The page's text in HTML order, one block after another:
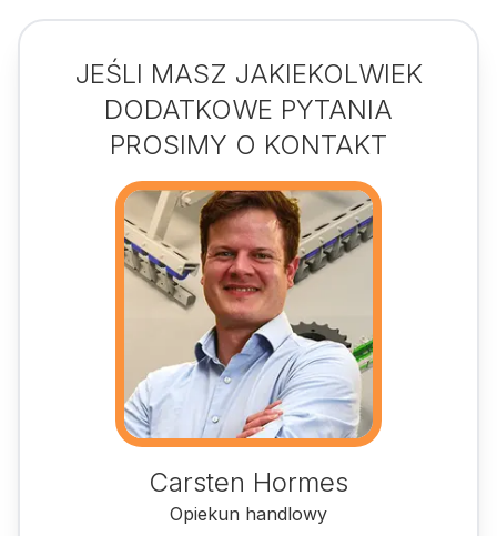
JEŚLI MASZ JAKIEKOLWIEK
DODATKOWE PYTANIA
PROSIMY O KONTAKT
Carsten Hormes
Opiekun handlowy